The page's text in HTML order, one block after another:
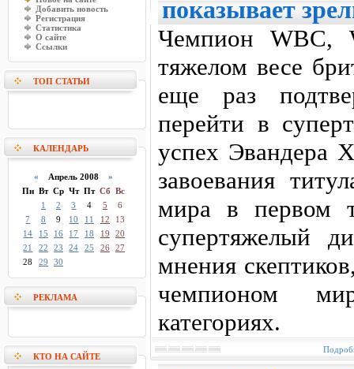
Добавить новость
Регистрация
Статистика
О сайте
Ссылки
ТОП СТАТЬИ
КАЛЕНДАРЬ
« Апрель 2008 »
Пн Вт Ср Чт Пт Сб Вс
1
2 3 4 5
6
7
8 9 10 11 12
13
14
15 16 17 18 19
20
21
22 23 24 25 26 27
28
29 30
РЕКЛАМА
КТО НА САЙТЕ
показывает
Чемпион WBC,
тяжелом весе
еще раз
перейти в
успех Эвандера
завоевания
мира в первом
супертяжелый
мнения
чемпионом
категориях.